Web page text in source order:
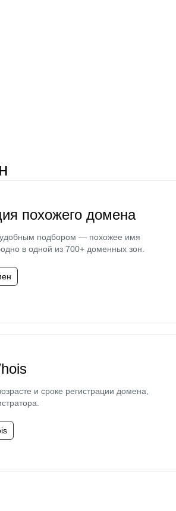
похожего домена
удобным подбором — похожее имя
в одной из 700+ доменных зон.
и сроке регистрации домена,